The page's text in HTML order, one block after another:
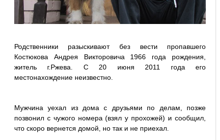
Родственники разыскивают без вести пропавшего
Костюкова Андрея Викторовича 1966 года рождения,
житель г.Ржева. С 20 июня 2011 года его
местонахождение неизвестно.
Мужчина уехал из дома с друзьями по делам, позже
позвонил с чужого номера (взял у прохожей) и сообщил,
что скоро вернется домой, но так и не приехал.